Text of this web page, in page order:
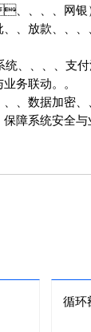
、、网银）
、、放款、
、、、支付
联动。。
、、数据加密
保障系统安全与业务
循环